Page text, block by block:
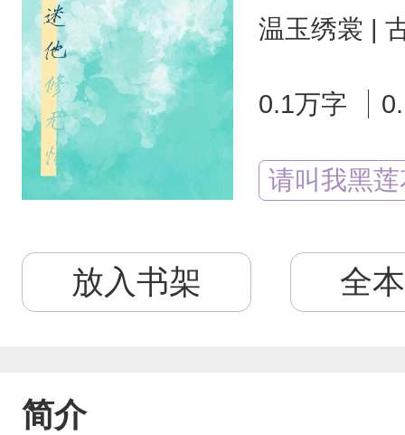
温玉绣裳 |
0.1万字
请叫我黑莲
放入书架 全
简介